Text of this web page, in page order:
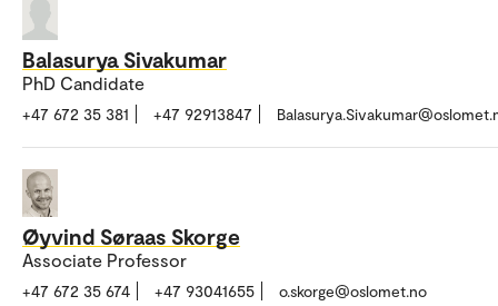
Balasurya Sivakumar
PhD Candidate
+47 672 35 381 +47 92913847
Øyvind Søraas Skorge
Associate Professor
+47 672 35 674 +47 93041655 o.skorge@oslomet.no